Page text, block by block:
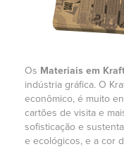
Os Materiais em
indústria gráfica. O
econômico, é muito
cartões de visita e
sofisticação e
e ecológicos, e a cor